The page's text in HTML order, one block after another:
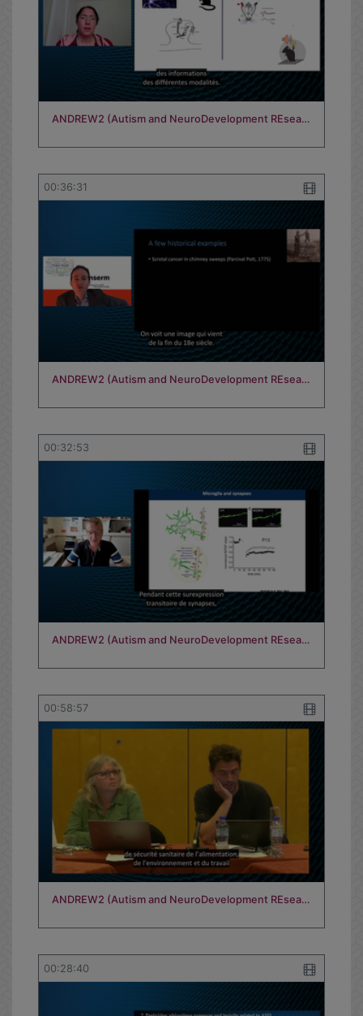
ANDREW2 (Autism and NeuroDevelopment REsea…
00:36:31
ANDREW2 (Autism and NeuroDevelopment REsea…
00:32:53
ANDREW2 (Autism and NeuroDevelopment REsea…
00:58:57
ANDREW2 (Autism and NeuroDevelopment REsea…
00:28:40